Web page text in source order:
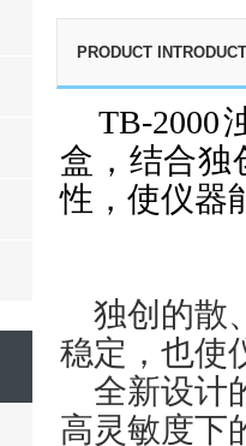
PRODUCT
TB-2000
盒，结合独
性，使仪器
独创的散
稳定，也使
全新设计
高灵敏度下